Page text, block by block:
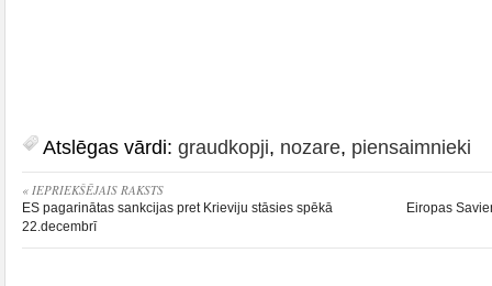
Atslēgas vārdi: graudkopji, nozare, piensaimnieki
« IEPRIEKŠĒJAIS RAKSTS
ES pagarinātas sankcijas pret Krieviju stāsies spēkā
22.decembrī
Eiropas